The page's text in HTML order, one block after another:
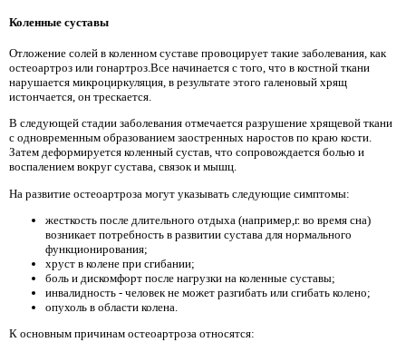
Коленные суставы
Отложение солей в коленном суставе провоцирует такие заболевания, как
остеоартроз или гонартроз.Все начинается с того, что в костной ткани
нарушается микроциркуляция, в результате этого галеновый хрящ
истончается, он трескается.
В следующей стадии заболевания отмечается разрушение хрящевой ткани
с одновременным образованием заостренных наростов по краю кости.
Затем деформируется коленный сустав, что сопровождается болью и
воспалением вокруг сустава, связок и мышц.
На развитие остеоартроза могут указывать следующие симптомы:
жесткость после длительного отдыха (например,г. во время сна)
возникает потребность в развитии сустава для нормального
функционирования;
хруст в колене при сгибании;
боль и дискомфорт после нагрузки на коленные суставы;
инвалидность - человек не может разгибать или сгибать колено;
опухоль в области колена.
К основным причинам остеоартроза относятся: